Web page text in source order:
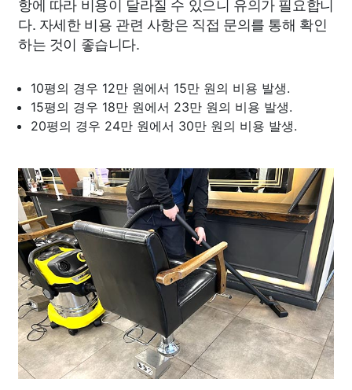
다. 자세한 비용 관련 사항은 직접 문의를 통해 확인
하는 것이 좋습니다.
10평의 경우 12만 원에서 15만 원의 비용 발생.
15평의 경우 18만 원에서 23만 원의 비용 발생.
20평의 경우 24만 원에서 30만 원의 비용 발생.